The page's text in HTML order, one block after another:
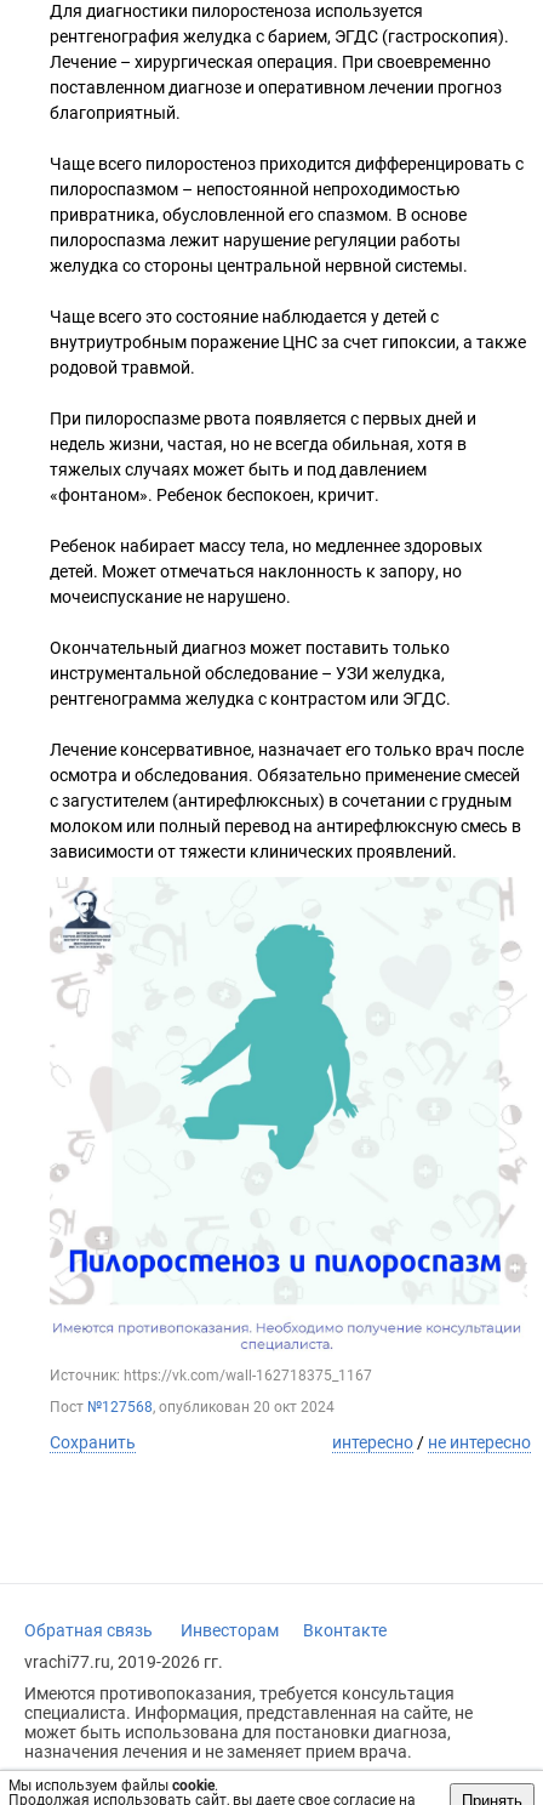
Мы используем файлы cookie.
Продолжая использовать сайт, вы даете свое согласие на
Принять
Для диагностики пилоростеноза используется
рентгенография желудка с барием, ЭГДС (гастроскопия).
Лечение – хирургическая операция. При своевременно
поставленном диагнозе и оперативном лечении прогноз
благоприятный.
Чаще всего пилоростеноз приходится дифференцировать с
пилороспазмом – непостоянной непроходимостью
привратника, обусловленной его спазмом. В основе
пилороспазма лежит нарушение регуляции работы
желудка со стороны центральной нервной системы.
Чаще всего это состояние наблюдается у детей с
внутриутробным поражение ЦНС за счет гипоксии, а также
родовой травмой.
При пилороспазме рвота появляется с первых дней и
недель жизни, частая, но не всегда обильная, хотя в
тяжелых случаях может быть и под давлением
«фонтаном». Ребенок беспокоен, кричит.
Ребенок набирает массу тела, но медленнее здоровых
детей. Может отмечаться наклонность к запору, но
мочеиспускание не нарушено.
Окончательный диагноз может поставить только
инструментальной обследование – УЗИ желудка,
рентгенограмма желудка с контрастом или ЭГДС.
Лечение консервативное, назначает его только врач после
осмотра и обследования. Обязательно применение смесей
с загустителем (антирефлюксных) в сочетании с грудным
молоком или полный перевод на антирефлюксную смесь в
зависимости от тяжести клинических проявлений.
Источник: https://vk.com/wall-162718375_1167
Пост №127568, опубликован 20 окт 2024
Сохранить интересно / не интересно
Обратная связь Инвесторам
Вконтакте
vrachi77.ru, 2019-2026 гг.
Имеются противопоказания, требуется консультация
специалиста. Информация, представленная на сайте, не
может быть использована для постановки диагноза,
назначения лечения и не заменяет прием врача.
Возрастное ограничение: 18+